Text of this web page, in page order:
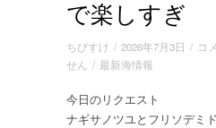
で楽しすぎ
ちびすけ / 2026年7月3日 / ナ
ツ
コ
せん / 最新海情報
今日のリクエスト
ナギサノツユとフリソデミ